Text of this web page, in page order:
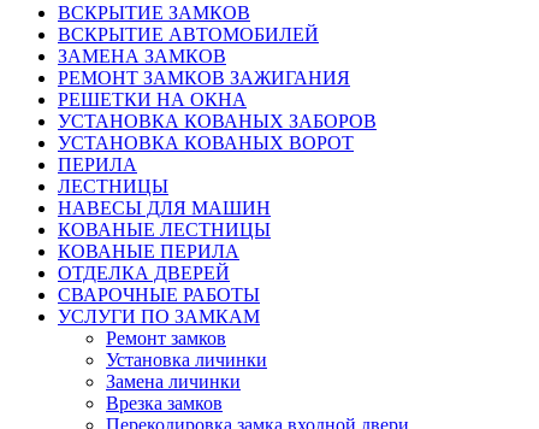
ВСКРЫТИЕ ЗАМКОВ
ВСКРЫТИЕ АВТОМОБИЛЕЙ
ЗАМЕНА ЗАМКОВ
РЕМОНТ ЗАМКОВ ЗАЖИГАНИЯ
РЕШЕТКИ НА ОКНА
УСТАНОВКА КОВАНЫХ ЗАБОРОВ
УСТАНОВКА КОВАНЫХ ВОРОТ
ПЕРИЛА
ЛЕСТНИЦЫ
НАВЕСЫ ДЛЯ МАШИН
КОВАНЫЕ ЛЕСТНИЦЫ
КОВАНЫЕ ПЕРИЛА
ОТДЕЛКА ДВЕРЕЙ
СВАРОЧНЫЕ РАБОТЫ
УСЛУГИ ПО ЗАМКАМ
Ремонт замков
Установка личинки
Замена личинки
Врезка замков
Перекодировка замка входной двери